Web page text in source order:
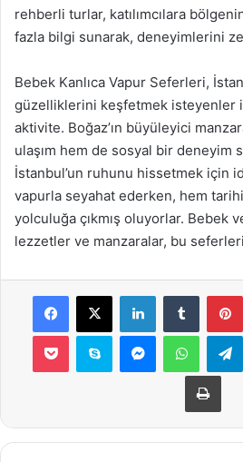
rehberli turlar, katılımcılara
fazla bilgi sunarak, deneyimlerini
Bebek Kanlıca Vapur Seferleri,
güzelliklerini keşfetmek isteyenler
aktivite. Boğaz’ın büyüleyici
ulaşım hem de sosyal bir deneyim
İstanbul’un ruhunu hissetmek için
vapurla seyahat ederken, hem
yolculuğa çıkmış oluyorlar. Bebek
lezzetler ve manzaralar, bu
Facebook
X LinkedInTumblr
Pocket Skype Messenger